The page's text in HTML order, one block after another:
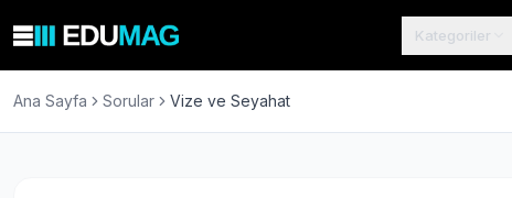
Kategoriler
Ana Sayfa Sorular Vize ve Seyahat